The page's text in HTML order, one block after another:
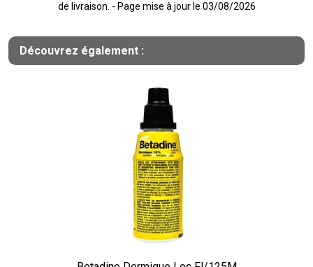
de livraison. - Page mise à jour le 03/08/2026
Découvrez également :